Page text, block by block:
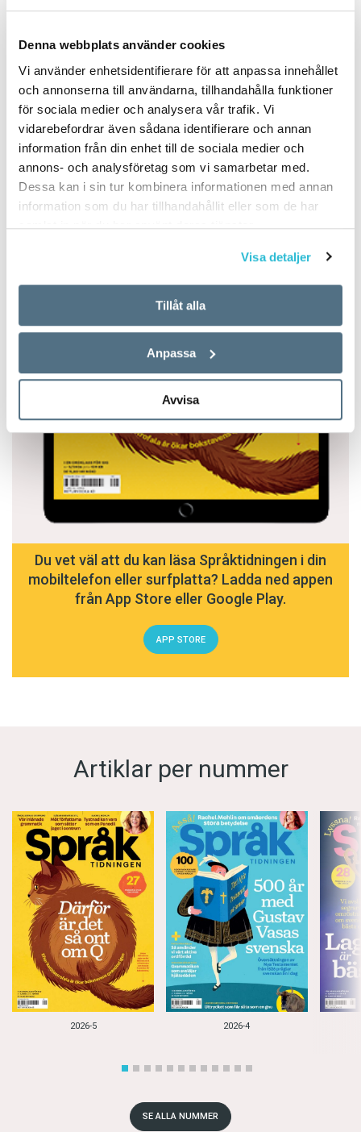
Denna webbplats använder cookies
Vi använder enhetsidentifierare för att anpassa innehållet
och annonserna till användarna, tillhandahålla funktioner
för sociala medier och analysera vår trafik. Vi
vidarebefordrar även sådana identifierare och annan
information från din enhet till de sociala medier och
annons- och analysföretag som vi samarbetar med.
Dessa kan i sin tur kombinera informationen med annan
information som du har tillhandahållit eller som de har
samlat in när du har använt deras tjänster.
Visa detaljer
Tillåt alla
Anpassa
Avvisa
PUBLICERAD 2022-02-08
Du vet väl att du kan läsa Språktidningen i din
mobiltelefon eller surfplatta? Ladda ned appen
från App Store eller Google Play.
APP STORE
Artiklar per nummer
2026-5 2026-4
SE ALLA NUMMER